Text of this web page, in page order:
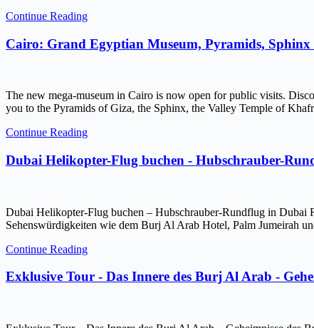
Continue Reading
Cairo: Grand Egyptian Museum, Pyramids,
The new mega-museum in Cairo is now open for public visits.
you to the Pyramids of Giza, the Sphinx, the Valley Temple of
Continue Reading
Dubai Helikopter-Flug buchen - Hubschrauber-
Dubai Helikopter-Flug buchen – Hubschrauber-Rundflug in Dubai
Sehenswürdigkeiten wie dem Burj Al Arab Hotel, Palm Jumeirah
Continue Reading
Exklusive Tour - Das Innere des Burj Al Arab -